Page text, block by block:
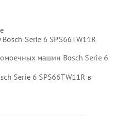
Serie 6 SPS66TW11R
машин Bosch Serie 6
Serie 6 SPS66TW11R в